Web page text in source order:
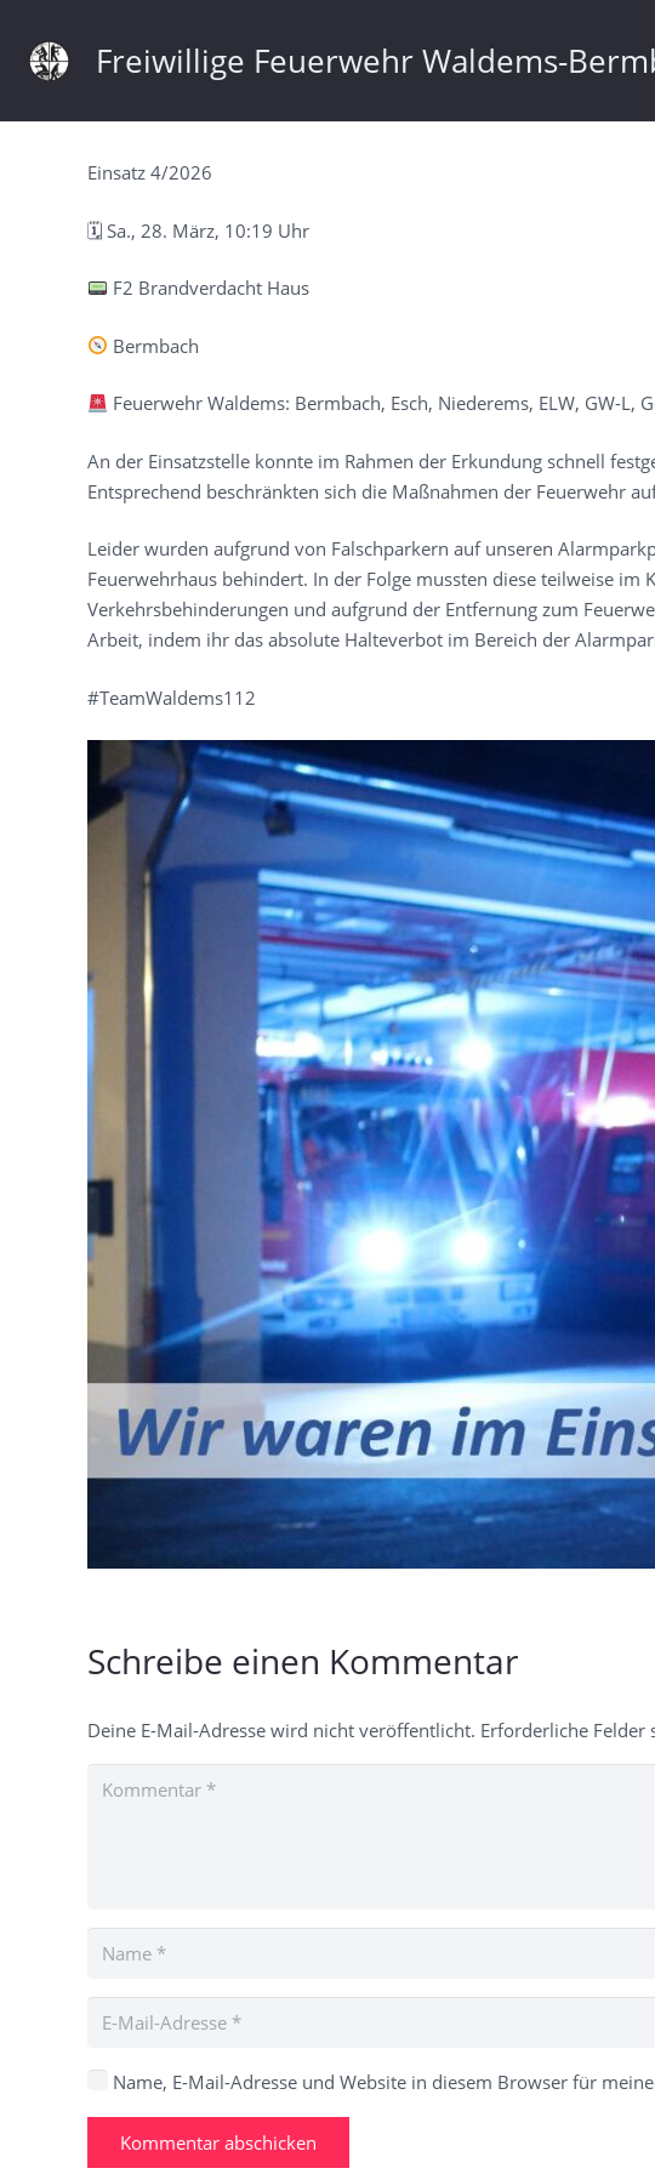
Freiwillige Feuerwehr Waldems-
Einsatz 4/2026
🗓 Sa., 28. März, 10:19 Uhr
F2 Brandverdacht Haus
Bermbach
Feuerwehr Waldems: Bermbach, Esch, Niederems, ELW, GW-
An der Einsatzstelle konnte im Rahmen der Erkundung schnell
Entsprechend beschränkten sich die Maßnahmen der Feuerwehr
Leider wurden aufgrund von Falschparkern auf unseren
Feuerwehrhaus behindert. In der Folge mussten diese teilweise
Verkehrsbehinderungen und aufgrund der Entfernung zum
Arbeit, indem ihr das absolute Halteverbot im Bereich der
#TeamWaldems112
Schreibe einen Kommentar
Deine E-Mail-Adresse wird nicht veröffentlicht. Erforderliche Felder
Name, E-Mail-Adresse und Website in diesem Browser für
Kommentar abschicken